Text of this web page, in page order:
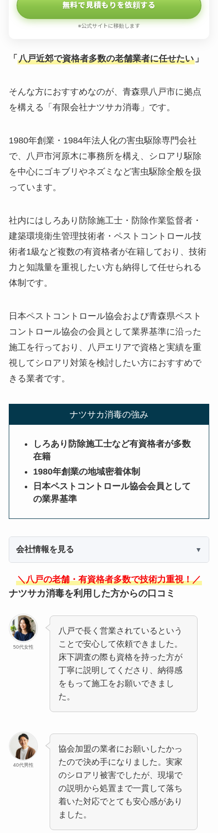
無料で見積もりを依頼する
※公式サイトに移動します
「 八戸近郊で資格者多数の老舗業者に任せたい」
そんな方におすすめなのが、青森県八戸市に拠点
を構える「有限会社ナツサカ消毒」です。
1980年創業・1984年法人化の害虫駆除専門会社
で、八戸市河原木に事務所を構え、シロアリ駆除
を中心にゴキブリやネズミなど害虫駆除全般を扱
っています。
社内にはしろあり防除施工士・防除作業監督者・
建築環境衛生管理技術者・ペストコントロール技
術者1級など複数の有資格者が在籍しており、技術
力と知識量を重視したい方も納得して任せられる
体制です。
日本ペストコントロール協会および青森県ペスト
コントロール協会の会員として業界基準に沿った
施工を行っており、八戸エリアで資格と実績を重
視してシロアリ対策を検討したい方におすすめで
きる業者です。
ナツサカ消毒の強み
しろあり防除施工士など有資格者が多数
在籍
1980年創業の地域密着体制
日本ペストコントロール協会会員として
の業界基準
会社情報を見る
＼八戸の老舗・有資格者多数で技術力重視！／
ナツサカ消毒を利用した方からの口コミ
50代女性
八戸で長く営業されているという
ことで安心して依頼できました。
床下調査の際も資格を持った方が
丁寧に説明してくださり、納得感
をもって施工をお願いできまし
た。
40代男性
協会加盟の業者にお願いしたかっ
たので決め手になりました。実家
のシロアリ被害でしたが、現場で
の説明から処置まで一貫して落ち
着いた対応でとても安心感があり
ました。